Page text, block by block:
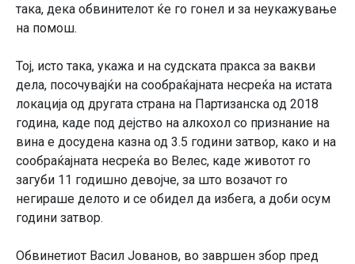
така, дека обвинителот ќе го гонел и за неукажување
на помош.
Тој, исто така, укажа и на судската пракса за вакви
дела, посочувајќи на сообраќајната несреќа на истата
локација од другата страна на Партизанска од 2018
година, каде под дејство на алкохол со признание на
вина е досудена казна од 3.5 години затвор, како и на
сообраќајната несреќа во Велес, каде животот го
загуби 11 годишно девојче, за што возачот го
негираше делото и се обидел да избега, а доби осум
години затвор.
Обвинетиот Васил Јованов, во завршен збор пред